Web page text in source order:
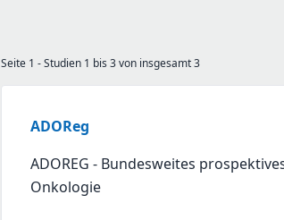
Seite 1 - Studien 1 bis 3 von insgesamt 3
ADOReg
ADOREG - Bundesweites
Onkologie